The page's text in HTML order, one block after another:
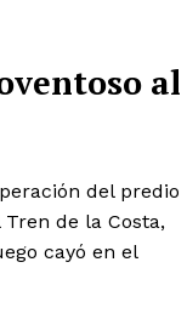
al
del predio
de la Costa,
cayó en el